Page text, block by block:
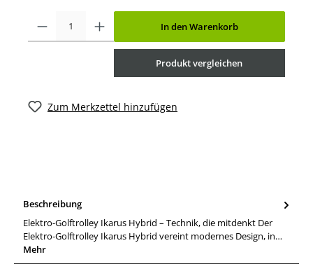
In den Warenkorb
Produkt vergleichen
Zum Merkzettel hinzufügen
Beschreibung
Elektro-Golftrolley Ikarus Hybrid – Technik, die mitdenkt Der
Elektro-Golftrolley Ikarus Hybrid vereint modernes Design, in…
Mehr